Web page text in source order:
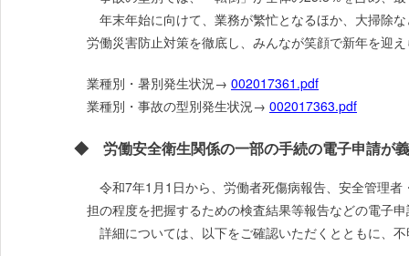
年末年始に向けて、業務が繁忙となるほか、大掃除
労働災害防止対策を徹底し、みんなが笑顔で新年を迎
業種別・暑別発生状況→ 002017361.pdf
業種別・事故の型別発生状況→ 002017363.pdf
◆ 労働安全衛生関係の一部の手続の電子申請が
令和7年1月1日から、労働者死傷病報告、安全管理
担の程度を把握するための検査結果等報告などの電子
詳細については、以下をご確認いただくとともに、